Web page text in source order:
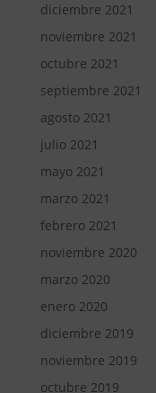
diciembre 2021
noviembre 2021
octubre 2021
septiembre 2021
agosto 2021
julio 2021
mayo 2021
marzo 2021
febrero 2021
noviembre 2020
marzo 2020
enero 2020
diciembre 2019
noviembre 2019
octubre 2019